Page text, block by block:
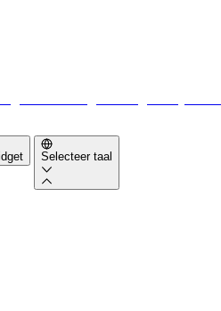
Selecteer taal